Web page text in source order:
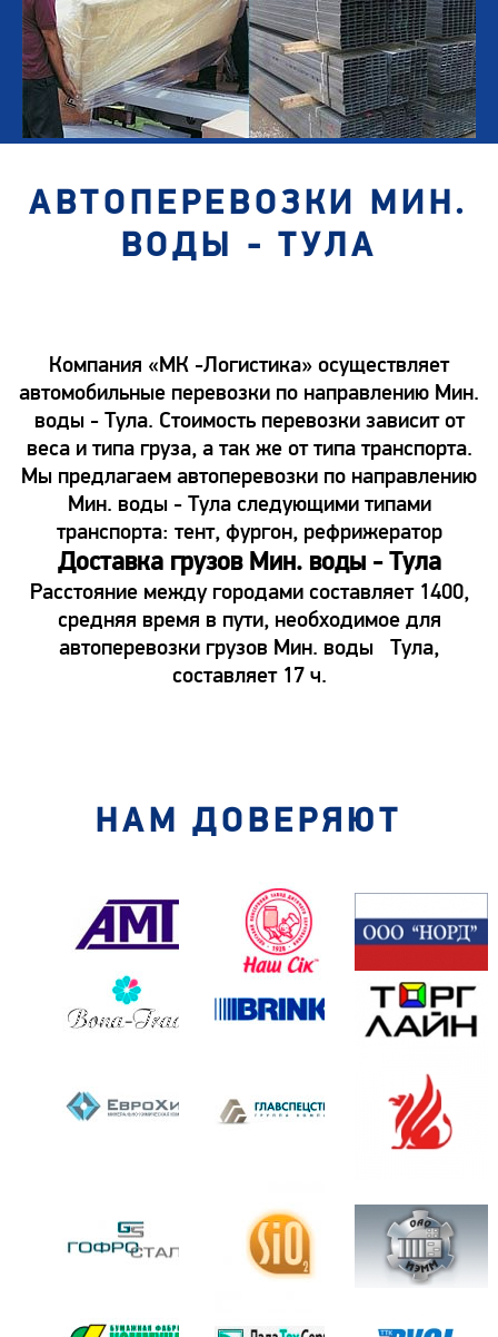
АВТОПЕРЕВОЗКИ МИН.
ВОДЫ - ТУЛА
Компания «МК -Логистика» осуществляет
автомобильные перевозки по направлению Мин.
воды - Тула. Стоимость перевозки зависит от
веса и типа груза, а так же от типа транспорта.
Мы предлагаем автоперевозки по направлению
Мин. воды - Тула следующими типами
транспорта: тент, фургон, рефрижератор
Доставка грузов Мин. воды - Тула
Расстояние между городами составляет 1400,
средняя время в пути, необходимое для
автоперевозки грузов Мин. воды Тула,
составляет 17 ч.
НАМ ДОВЕРЯЮТ